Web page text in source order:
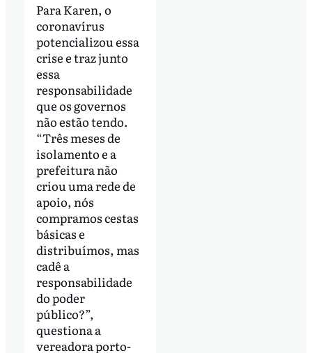
Para Karen, o
coronavírus
potencializou essa
crise e traz junto
essa
responsabilidade
que os governos
não estão tendo.
“Três meses de
isolamento e a
prefeitura não
criou uma rede de
apoio, nós
compramos cestas
básicas e
distribuímos, mas
cadê a
responsabilidade
do poder
público?”,
questiona a
vereadora porto-